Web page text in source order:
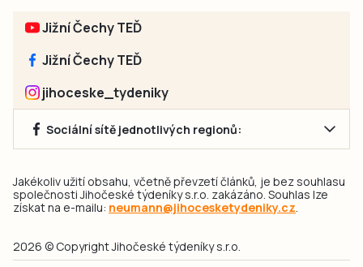
Jižní Čechy TEĎ
Jižní Čechy TEĎ
jihoceske_tydeniky
Sociální sítě jednotlivých regionů:
Jakékoliv užití obsahu, včetně převzetí článků, je bez souhlasu
společnosti Jihočeské týdeníky s.r.o. zakázáno. Souhlas lze
získat na e-mailu: neumann@jihocesketydeniky.cz.
2026 © Copyright Jihočeské týdeníky s.r.o.